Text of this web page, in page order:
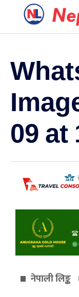
09 at
नेपाली लिङ्क